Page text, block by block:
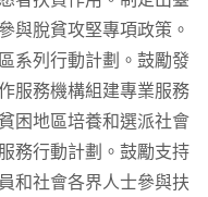
與脫貧攻堅專項政策。
系列行動計劃。鼓勵發
服務機構組建專業服務
困地區培養和選派社會
務行動計劃。鼓勵支持
和社會各界人士參與扶